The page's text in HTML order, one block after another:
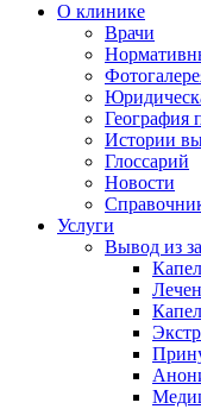
О клинике
Врачи
География
Истории
Глоссарий
Новости
Услуги
Вывод из